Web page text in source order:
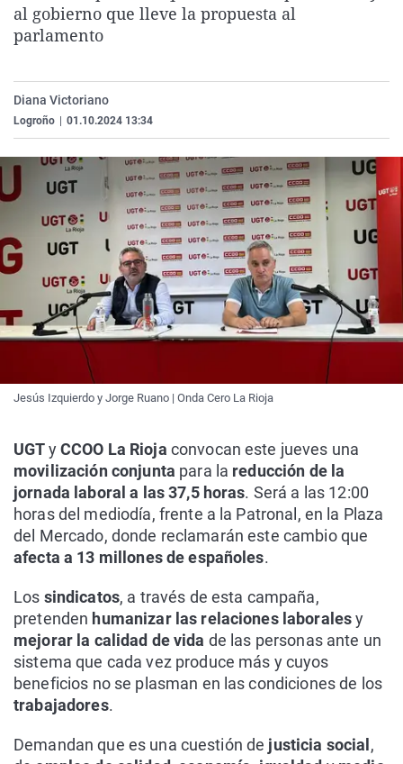
La rosa de los vientos
Como el perro y el
Caso
Equipo de
Extremadura
La Rioja
País Vasco
Virales
Elecciones
al gobierno que lleve la propuesta al
parlamento
Diana Victoriano
Logroño 01.10.2024 13:34
Jesús Izquierdo y Jorge Ruano | Onda Cero La Rioja
UGTyCCOO La Rioja convocan este jueves una
movilización conjunta para la reducción de la
jornada laboral a las 37,5 horas. Será a las 12:00
horas del mediodía, frente a la Patronal, en la Plaza
del Mercado, donde reclamarán este cambio que
afecta a 13 millones de españoles.
Los sindicatos, a través de esta campaña,
pretenden humanizar las relaciones laboralesy
mejorar la calidad de vida de las personas ante un
sistema que cada vez produce más y cuyos
beneficios no se plasman en las condiciones de los
trabajadores.
Demandan que es una cuestión de justicia social ,